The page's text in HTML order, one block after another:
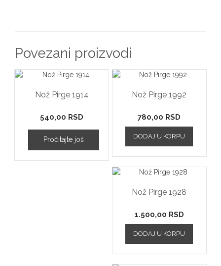
Povezani proizvodi
Nož Pirge 1914
540,00 RSD
Pročitajte još
Nož Pirge 1992
780,00 RSD
DODAJ U KORPU
Nož Pirge 1928
1.500,00 RSD
DODAJ U KORPU